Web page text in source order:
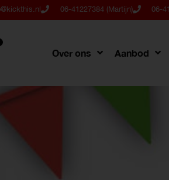
06-41227384 (Martijn) 06-
Over ons Aanbod